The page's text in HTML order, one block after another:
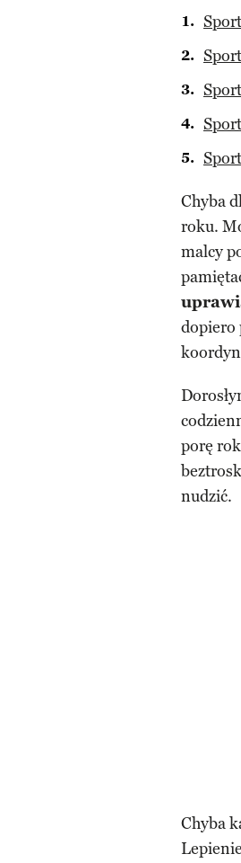
Chyba
roku.
malcy
dopiero
porę
nudzić.
Chyba